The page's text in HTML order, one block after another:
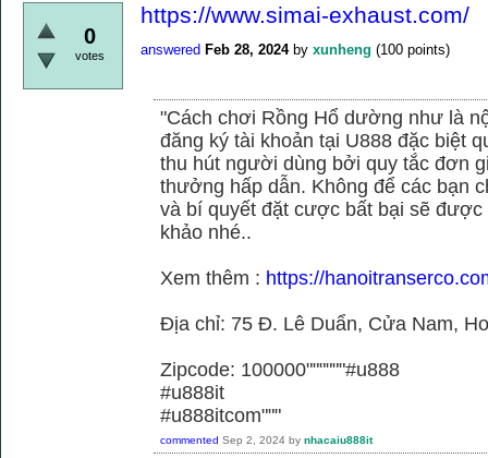
0
votes
https://www.simai-exhaust.com/
answered Feb 28, 2024 by xunheng (100 points)
"Cách chơi Rồng Hổ dường như là
đăng ký tài khoản tại U888 đặc biệt
thu hút người dùng bởi quy tắc đơn
thưởng hấp dẫn. Không để các bạn
và bí quyết đặt cược bất bại sẽ
khảo nhé..
Xem thêm : https://
Địa chỉ: 75 Đ. Lê Duẩn, Cửa Nam,
Zipcode: 100000""""""#u888
#u888it
#u888itcom"""
commented Sep 2, 2024 by nhacaiu888it